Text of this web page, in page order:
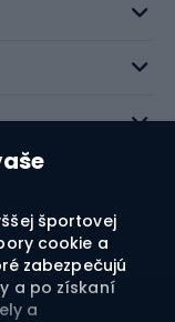
športovej
cookie a
zabezpečujú
a po získaní
a